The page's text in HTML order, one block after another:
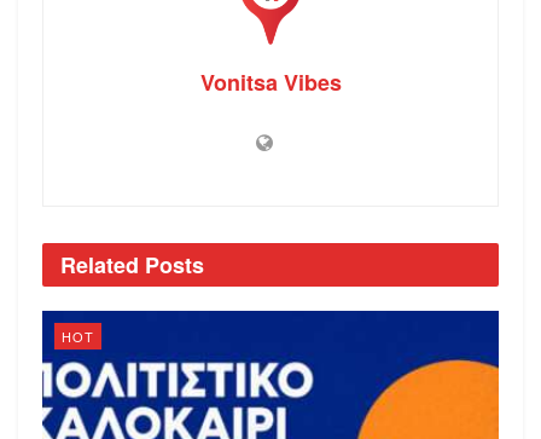
Vonitsa Vibes
Related Posts
HOT